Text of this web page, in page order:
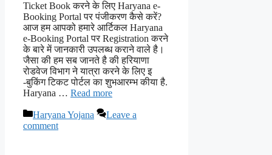
Ticket Book करने के लिए Haryana e-
Booking Portal पर पंजीकरण कैसे करें?
आज हम आपको हमारे आर्टिकल Haryana
e-Booking Portal पर Registration करने
के बारे में जानकारी उपलब्ध कराने वाले है।
जैसा की हम सब जानते है की हरियाणा
रोडवेज विभाग ने यात्रा करने के लिए इ
-बुकिंग टिकट पोर्टल का शुभआरम्भ कीया है.
Haryana … Read more
Categories
Haryana Yojana
Leave a
comment